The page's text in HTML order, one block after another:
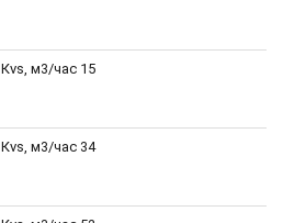
Кvs, м3/час 15
Кvs, м3/час 34